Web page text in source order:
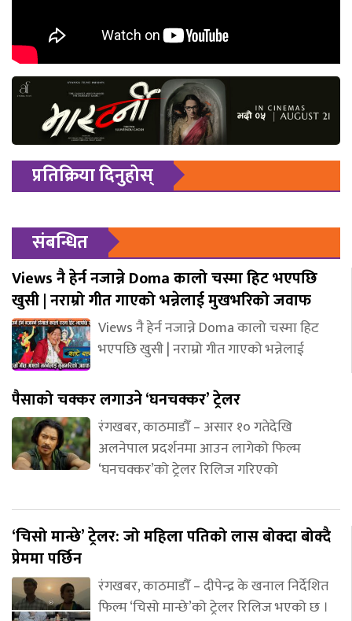
प्रतिक्रिया दिनुहोस्
संबन्धित
Views नै हेर्न नजान्ने Doma कालो चस्मा हिट भएपछि
खुसी | नराम्रो गीत गाएको भन्नेलाई मुखभरिको जवाफ
Views नै हेर्न नजान्ने Doma कालो चस्मा हिट
भएपछि खुसी | नराम्रो गीत गाएको भन्नेलाई
पैसाको चक्कर लगाउने ‘घनचक्कर’ ट्रेलर
रंगखबर, काठमाडौँ – असार १० गतेदेखि
अलनेपाल प्रदर्शनमा आउन लागेको फिल्म
‘घनचक्कर’को ट्रेलर रिलिज गरिएको
‘चिसो मान्छे’ ट्रेलर: जो महिला पतिको लास बोक्दा बोक्दै
प्रेममा पर्छिन
रंगखबर, काठमाडौँ – दीपेन्द्र के खनाल निर्देशित
फिल्म ‘चिसो मान्छे’को ट्रेलर रिलिज भएको छ ।